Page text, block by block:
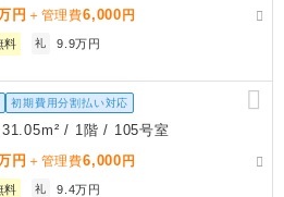
円 ＋管理費6,000 円
料 礼 9.9万円
初期費用分割払い対応
/ 1階 / 105号室
円 ＋管理費6,000 円
料 礼 9.4万円